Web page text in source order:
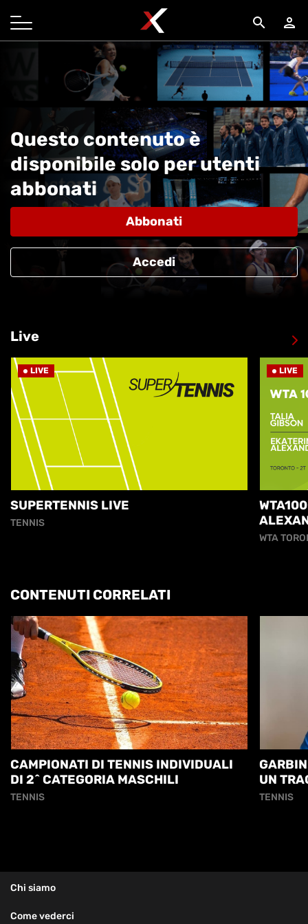
search person
Questo contenuto è
disponibile solo per utenti
abbonati
Abbonati
Accedi
Live
LIVE
SUPERTENNIS LIVE
TENNIS
LIVE
WTA
CONTENUTI CORRELATI
CAMPIONATI DI TENNIS INDIVIDUALI
DI 2^ CATEGORIA MASCHILI
TENNIS
UN
TENNIS
Chi siamo
Come vederci